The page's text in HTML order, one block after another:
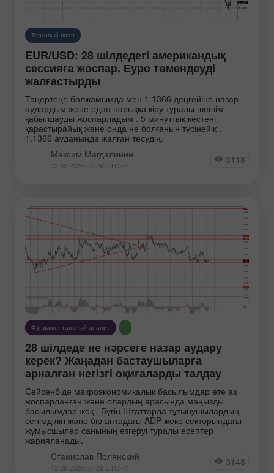
Торговый план
EUR/USD: 28 шілдедегі американдық
сессияға жоспар. Еуро төмендеуді
жалғастырды
Таңертеңгі болжамымда мен 1.1366 деңгейіне назар
аудардым және одан нарыққа кіру туралы шешім
қабылдауды жоспарладым . 5 минуттық кестені
қарастырайық және онда не болғанын түсінейік .
1.1366 ауданында жалған тесудің.
Максим Магдалинин
13:35 2026-07-29 UTC--4 3118
Фундаментальный анализ
28 шілдеде не нәрсеге назар аудару
керек? Жаңадан бастаушыларға
арналған негізгі оқиғаларды талдау
Сейсенбіде макроэкономикалық басылымдар өте аз
жоспарланған және олардың арасында маңызды
басылымдар жоқ . Бүгін Штаттарда тұтынушылардың
сенімділігі және бір аптадағы ADP жеке секторындағы
жұмысшылар санының өзгеруі туралы есептер
жарияланады.
Станислав Полянский
13:26 2026-07-29 UTC--4 3148